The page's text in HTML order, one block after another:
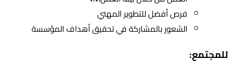
فرص أفضل للتطوير المهني
الشعور بالمشاركة في تحقيق أهداف المؤسسة
للمجتمع: